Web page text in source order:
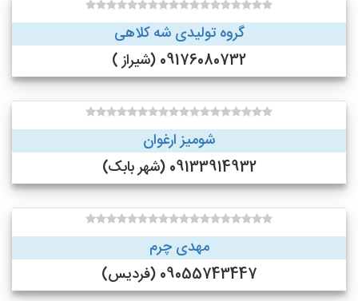
گروه تولیدی شه کلاهی
09176080732 (شیراز )
شومیز ارغوان
09133914932 (شهر بابک)
مهدی چرم
09055743447 (فردیس)